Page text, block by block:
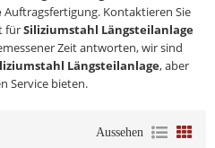
Auftragsfertigung. Kontaktieren Sie
fürSiliziumstahl Längsteilanlage
Zeit antworten, wir sind
Längsteilanlage, aber
Service bieten.
Aussehen